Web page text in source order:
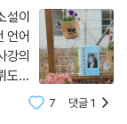
설이
언어
강의
전하
다.
7 댓글1